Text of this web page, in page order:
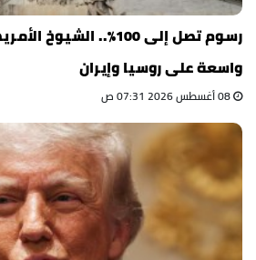
رسوم تصل إلى 100%..
واسعة على روسيا وإيران